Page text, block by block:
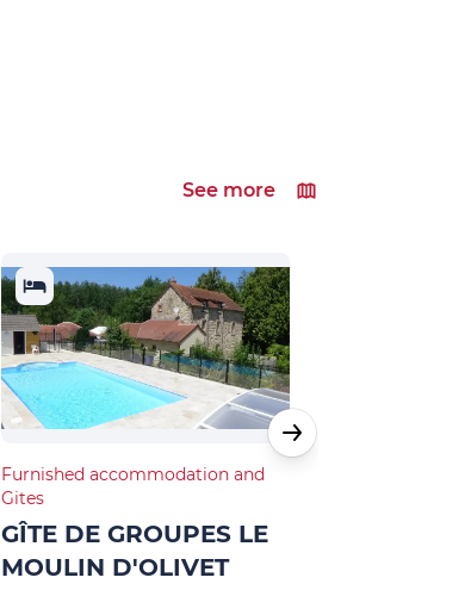
See more
Furnished accommodation and
Gites
GÎTE DE GROUPES LE
MOULIN D'OLIVET